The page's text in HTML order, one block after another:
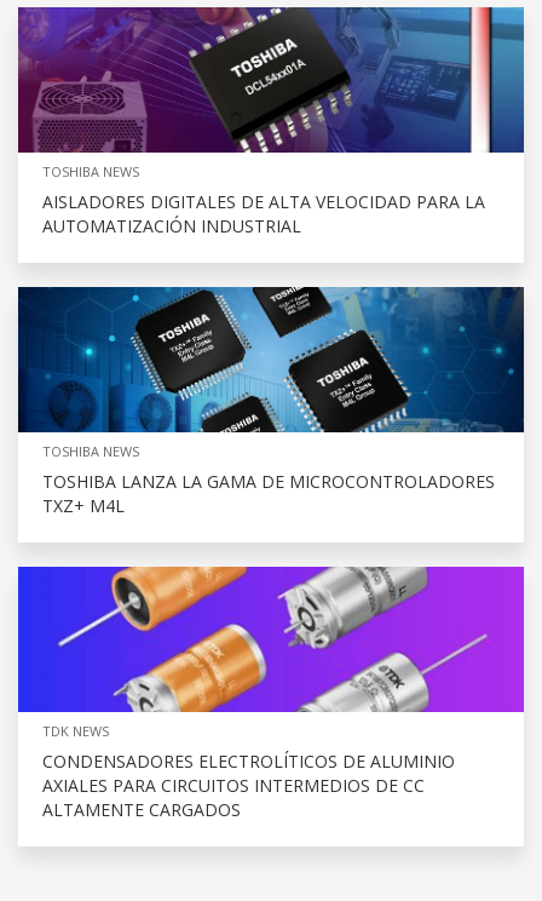
TOSHIBA NEWS
AISLADORES DIGITALES DE ALTA VELOCIDAD PARA LA
AUTOMATIZACIÓN INDUSTRIAL
TOSHIBA NEWS
TOSHIBA LANZA LA GAMA DE MICROCONTROLADORES
TXZ+ M4L
TDK NEWS
CONDENSADORES ELECTROLÍTICOS DE ALUMINIO
AXIALES PARA CIRCUITOS INTERMEDIOS DE CC
ALTAMENTE CARGADOS